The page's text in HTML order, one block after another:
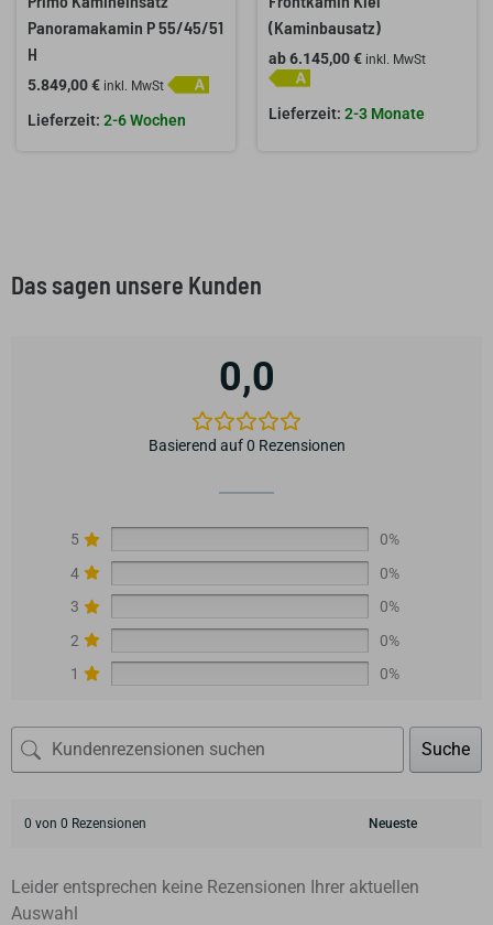
Panoramakamin P 55/45/51
H
5.849,00€ inkl. MwSt
2-6 Wochen
(Kaminbausatz)
ab6.145,00€ inkl. MwSt
2-3 Monate
Das sagen unsere Kunden
0,0
Basierend auf 0 Rezensionen
5
0%
4
0%
3
0%
2
0%
1
0%
Suche
0 von 0 Rezensionen
Leider entsprechen keine Rezensionen Ihrer aktuellen
Auswahl